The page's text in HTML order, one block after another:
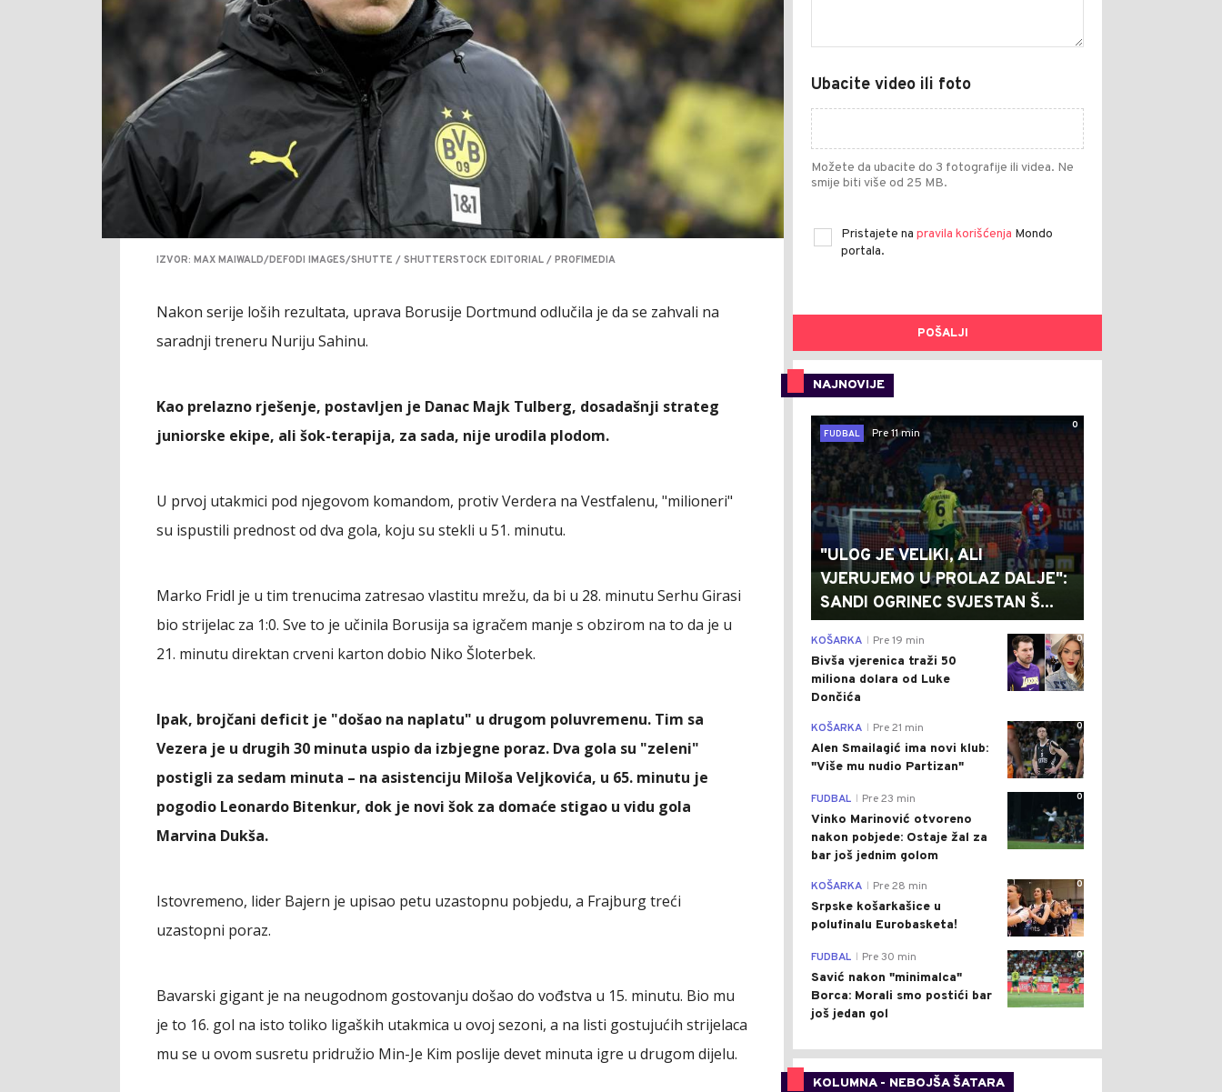
IZVOR: MAX MAIWALD/DEFODI IMAGES/SHUTTE / SHUTTERSTOCK EDITORIAL / PROFIMEDIA
Nakon serije loših rezultata, uprava Borusije Dortmund odlučila je da se zahvali na
saradnji treneru Nuriju Sahinu.
Kao prelazno rješenje, postavljen je Danac Majk Tulberg, dosadašnji strateg
juniorske ekipe, ali šok-terapija, za sada, nije urodila plodom.
U prvoj utakmici pod njegovom komandom, protiv Verdera na Vestfalenu, "milioneri"
su ispustili prednost od dva gola, koju su stekli u 51. minutu.
Marko Fridl je u tim trenucima zatresao vlastitu mrežu, da bi u 28. minutu Serhu Girasi
bio strijelac za 1:0. Sve to je učinila Borusija sa igračem manje s obzirom na to da je u
21. minutu direktan crveni karton dobio Niko Šloterbek.
Ipak, brojčani deficit je "došao na naplatu" u drugom poluvremenu. Tim sa
Vezera je u drugih 30 minuta uspio da izbjegne poraz. Dva gola su "zeleni"
postigli za sedam minuta – na asistenciju Miloša Veljkovića, u 65. minutu je
pogodio Leonardo Bitenkur, dok je novi šok za domaće stigao u vidu gola
Marvina Dukša.
Istovremeno, lider Bajern je upisao petu uzastopnu pobjedu, a Frajburg treći
uzastopni poraz.
Bavarski gigant je na neugodnom gostovanju došao do vođstva u 15. minutu. Bio mu
je to 16. gol na isto toliko ligaških utakmica u ovoj sezoni, a na listi gostujućih strijelaca
mu se u ovom susretu pridružio Min-Je Kim poslije devet minuta igre u drugom dijelu.
Ubacite video ili foto
Možete da ubacite do 3 fotografije ili videa. Ne
smije biti više od 25 MB.
Pristajete na pravila korišćenja Mondo
portala.
POŠALJI
NAJNOVIJE
0
FUDBAL
Pre 11 min
"ULOG JE VELIKI, ALI
VJERUJEMO U PROLAZ DALJE":
SANDI OGRINEC SVJESTAN Š...
0
KOŠARKA Pre 19 min
Bivša vjerenica traži 50
miliona dolara od Luke
Dončića
0
KOŠARKA Pre 21 min
Alen Smailagić ima novi klub:
"Više mu nudio Partizan"
0
FUDBAL Pre 23 min
Vinko Marinović otvoreno
nakon pobjede: Ostaje žal za
bar još jednim golom
0
KOŠARKA Pre 28 min
Srpske košarkašice u
polufinalu Eurobasketa!
0
FUDBAL Pre 30 min
Savić nakon "minimalca"
Borca: Morali smo postići bar
još jedan gol
KOLUMNA - NEBOJŠA ŠATARA